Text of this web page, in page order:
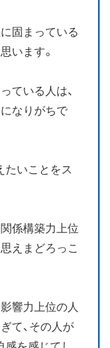
固まっている
います。
ている人は、
なりがちで
たいことをス
係構築力上位
えまどろっこ
響力上位の人
て、その人が